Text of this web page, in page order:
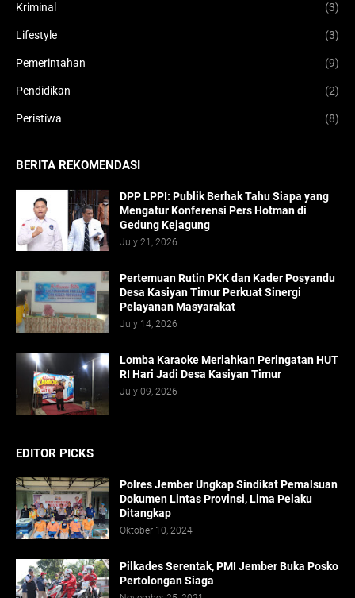
Kriminal (3)
Lifestyle (3)
Pemerintahan (9)
Pendidikan (2)
Peristiwa (8)
BERITA REKOMENDASI
DPP LPPI: Publik Berhak Tahu Siapa yang
Mengatur Konferensi Pers Hotman di
Gedung Kejagung
July 21, 2026
Pertemuan Rutin PKK dan Kader Posyandu
Desa Kasiyan Timur Perkuat Sinergi
Pelayanan Masyarakat
July 14, 2026
Lomba Karaoke Meriahkan Peringatan HUT
RI Hari Jadi Desa Kasiyan Timur
July 09, 2026
EDITOR PICKS
Polres Jember Ungkap Sindikat Pemalsuan
Dokumen Lintas Provinsi, Lima Pelaku
Ditangkap
Oktober 10, 2024
Pilkades Serentak, PMI Jember Buka Posko
Pertolongan Siaga